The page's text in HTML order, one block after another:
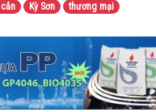
Kỳ Sơn thương mại